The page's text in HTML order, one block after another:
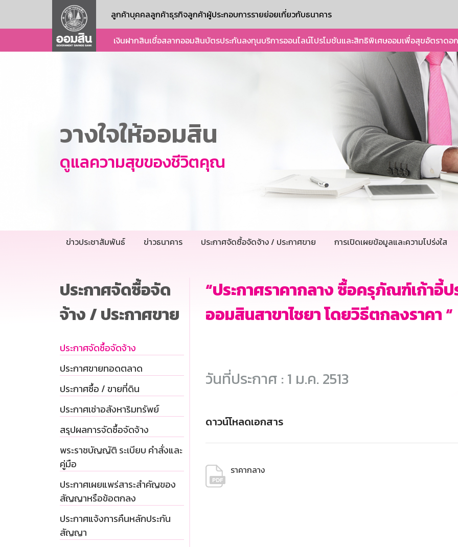
ลูกค้าบุคคลลูกค้าธุรกิจลูกค้าผู้ประกอบการรายย่อยเกี่ยวกับธนาคาร
เงินฝากสินเชื่อสลากออมสินบัตรประกันลงทุนบริการออนไลน์โปรโมชันและสิทธิพิเศษออมเพื่อสุขอัตราดอ
วางใจให้ออมสิน
ดูแลความสุขของชีวิตคุณ
ข่าวประชาสัมพันธ์ ข่าวธนาคาร ประกาศจัดซื้อจัดจ้าง / ประกาศขาย การเปิดเผยข้อมูลและความโปร่งใส
ประกาศจัดซื้อจัด
จ้าง / ประกาศขาย
ประกาศจัดซื้อจัดจ้าง
ประกาศขายทอดตลาด
ประกาศซื้อ / ขายที่ดิน
ประกาศเช่าอสังหาริมทรัพย์
สรุปผลการจัดซื้อจัดจ้าง
พระราชบัญญัติ ระเบียบ คำสั่งและ
คู่มือ
ประกาศเผยแพร่สาระสำคัญของ
สัญญาหรือข้อตกลง
ประกาศแจ้งการคืนหลักประกัน
สัญญา
“ประกาศราคากลาง ซื้อครุภัณฑ์เก้าอี้
ออมสินสาขาไชยา โดยวิธีตกลงราคา “
วันที่ประกาศ : 1 ม.ค. 2513
ดาวน์โหลดเอกสาร
ราคากลาง